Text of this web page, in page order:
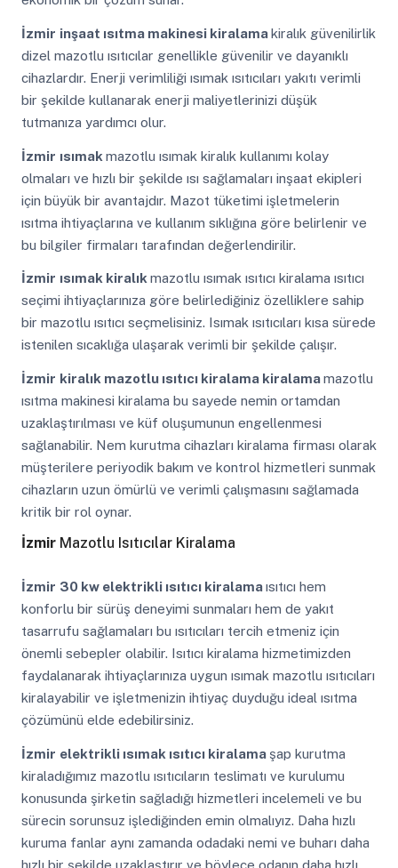
İzmir inşaat ısıtma makinesi kiralamakiralık güvenilirlik
dizel mazotlu ısıtıcılar genellikle güvenilir ve dayanıklı
cihazlardır. Enerji verimliliği ısımak ısıtıcıları yakıtı verimli
bir şekilde kullanarak enerji maliyetlerinizi düşük
tutmanıza yardımcı olur.
İzmir ısımak mazotlu ısımak kiralık kullanımı kolay
olmaları ve hızlı bir şekilde ısı sağlamaları inşaat ekipleri
için büyük bir avantajdır. Mazot tüketimi işletmelerin
ısıtma ihtiyaçlarına ve kullanım sıklığına göre belirlenir ve
bu bilgiler firmaları tarafından değerlendirilir.
İzmir ısımak kiralık mazotlu ısımak ısıtıcı kiralama ısıtıcı
seçimi ihtiyaçlarınıza göre belirlediğiniz özelliklere sahip
bir mazotlu ısıtıcı seçmelisiniz. Isımak ısıtıcıları kısa sürede
istenilen sıcaklığa ulaşarak verimli bir şekilde çalışır.
İzmir kiralık mazotlu ısıtıcı kiralama kiralamamazotlu
ısıtma makinesi kiralama bu sayede nemin ortamdan
uzaklaştırılması ve küf oluşumunun engellenmesi
sağlanabilir. Nem kurutma cihazları kiralama firması olarak
müşterilere periyodik bakım ve kontrol hizmetleri sunmak
cihazların uzun ömürlü ve verimli çalışmasını sağlamada
kritik bir rol oynar.
İzmirMazotlu Isıtıcılar Kiralama
İzmir 30 kw elektrikli ısıtıcı kiralamaısıtıcı hem
konforlu bir sürüş deneyimi sunmaları hem de yakıt
tasarrufu sağlamaları bu ısıtıcıları tercih etmeniz için
önemli sebepler olabilir. Isıtıcı kiralama hizmetimizden
faydalanarak ihtiyaçlarınıza uygun ısımak mazotlu ısıtıcıları
kiralayabilir ve işletmenizin ihtiyaç duyduğu ideal ısıtma
çözümünü elde edebilirsiniz.
İzmir elektrikli ısımak ısıtıcı kiralama şap kurutma
kiraladığımız mazotlu ısıtıcıların teslimatı ve kurulumu
konusunda şirketin sağladığı hizmetleri incelemeli ve bu
sürecin sorunsuz işlediğinden emin olmalıyız. Daha hızlı
kuruma fanlar aynı zamanda odadaki nemi ve buharı daha
hızlı bir şekilde uzaklaştırır ve böylece odanın daha hızlı